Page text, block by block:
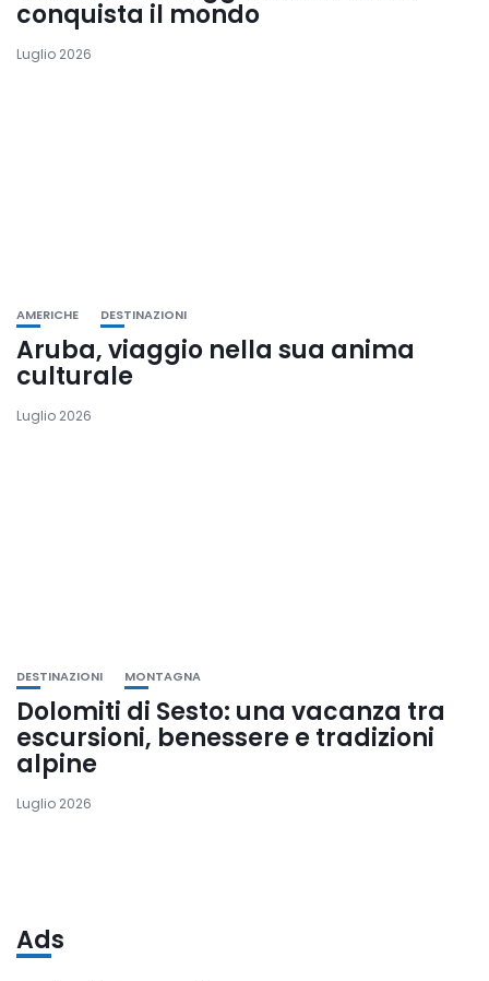
conquista il mondo
Luglio 2026
AMERICHE DESTINAZIONI
Aruba, viaggio nella sua anima
culturale
Luglio 2026
DESTINAZIONI MONTAGNA
Dolomiti di Sesto: una vacanza tra
escursioni, benessere e tradizioni
alpine
Luglio 2026
Ads